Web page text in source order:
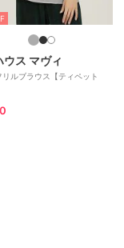
ウス マヴィ
リルブラウス【ティペット